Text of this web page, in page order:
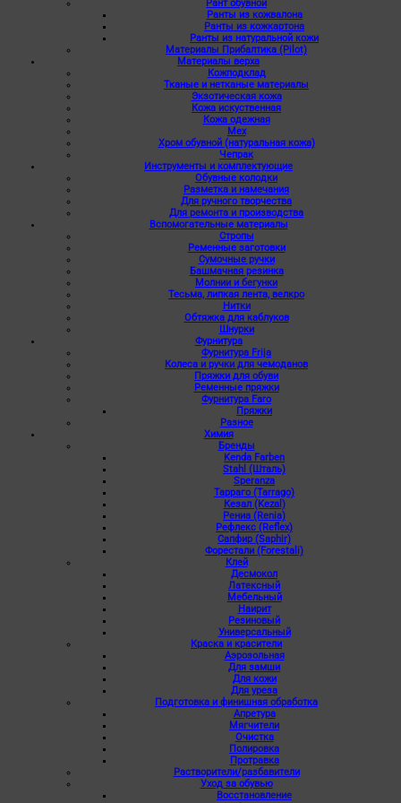
Рант обувной
Ранты из кожвалона
Ранты из кожкартона
Ранты из натуральной кожи
Материалы Прибалтика (Pilot)
Материалы верха
Кожподклад
Тканые и нетканые материалы
Экзотическая кожа
Кожа искуственная
Кожа одежная
Мех
Хром обувной (натуральная кожа)
Чепрак
Инструменты и комплектующие
Обувные колодки
Разметка и намечания
Для ручного творчества
Для ремонта и производства
Вспомогательные материалы
Стропы
Ременные заготовки
Сумочные ручки
Башмачная резинка
Молнии и бегунки
Тесьма, липкая лента, велкро
Нитки
Обтяжка для каблуков
Шнурки
Фурнитура
Фурнитура Frija
Колеса и ручки для чемоданов
Пряжки для обуви
Ременные пряжки
Фурнитура Faro
Пряжки
Разное
Химия
Бренды
Kenda Farben
Stahl (Шталь)
Speranza
Тарраго (Tarrago)
Кезал (Kezal)
Рениа (Renia)
Рефлекс (Reflex)
Сапфир (Saphir)
Форестали (Forestali)
Клей
Десмокол
Латексный
Мебельный
Наирит
Резиновый
Универсальный
Краска и красители
Аэрозольная
Для замши
Для кожи
Для уреза
Подготовка и финишная обработка
Апретура
Мягчители
Очистка
Полировка
Протравка
Растворители/разбавители
Уход за обувью
Восстановление